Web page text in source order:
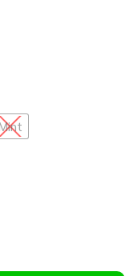
Pod ชิ้น